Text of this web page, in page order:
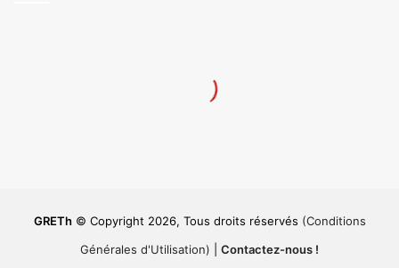
GRETh© Copyright 2026, Tous droits réservés (Conditions
Générales d'Utilisation)
Contactez-nous !